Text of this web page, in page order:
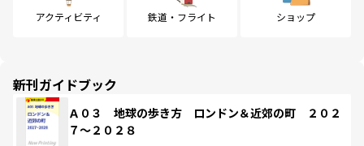
アクティビティ 鉄道・フライト ショップ
新刊ガイドブック
Ａ０３ 地球の歩き方 ロンドン＆近郊の町 ２０２
７～２０２８